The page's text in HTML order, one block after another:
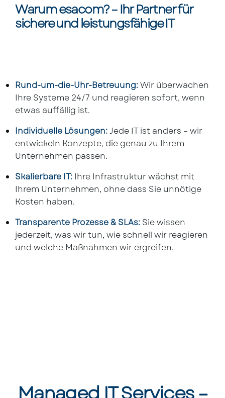
Warum esacom? – Ihr Partner für
sichere und leistungsfähige IT
Rund-um-die-Uhr-Betreuung:Wir überwachen
Ihre Systeme 24/7 und reagieren sofort, wenn
etwas auffällig ist.
Individuelle Lösungen:Jede IT ist anders – wir
entwickeln Konzepte, die genau zu Ihrem
Unternehmen passen.
Skalierbare IT: Ihre Infrastruktur wächst mit
Ihrem Unternehmen, ohne dass Sie unnötige
Kosten haben.
Transparente Prozesse & SLAs: Sie wissen
jederzeit, was wir tun, wie schnell wir reagieren
und welche Maßnahmen wir ergreifen.